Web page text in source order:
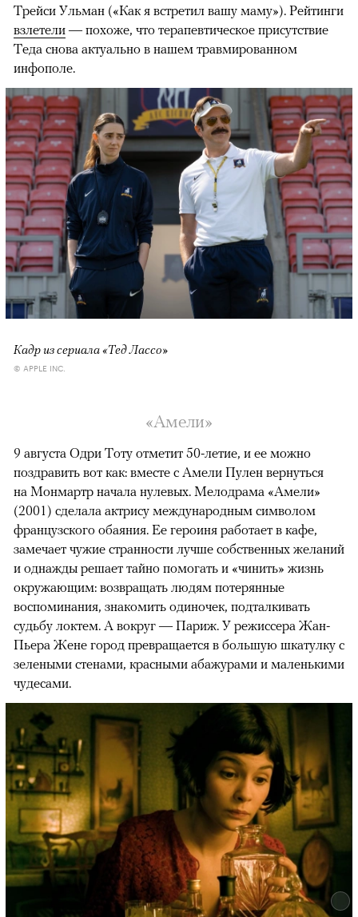
Трейси Ульман («Как я встретил вашу маму»). Рейтинги
взлетели — похоже, что терапевтическое присутствие
Теда снова актуально в нашем травмированном
инфополе.
Кадр из сериала «Тед Лассо»
© APPLE INC.
«Амели»
9 августа Одри Тоту отметит 50-летие, и ее можно
поздравить вот как: вместе с Амели Пулен вернуться
на Монмартр начала нулевых. Мелодрама «Амели»
(2001) сделала актрису международным символом
французского обаяния. Ее героиня работает в кафе,
замечает чужие странности лучше собственных желаний
и однажды решает тайно помогать и «чинить» жизнь
окружающим: возвращать людям потерянные
воспоминания, знакомить одиночек, подталкивать
судьбу локтем. А вокруг — Париж. У режиссера Жан-
Пьера Жене город превращается в большую шкатулку с
зелеными стенами, красными абажурами и маленькими
чудесами.